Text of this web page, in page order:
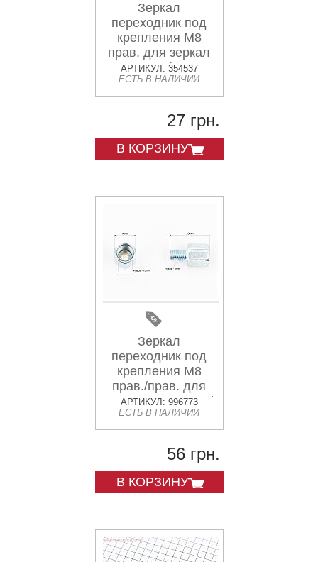
Зеркал
переходник под
крепления М8
прав. для зеркал
М8 лев. (одна
сторона)
АРТИКУЛ: 354537
ЕСТЬ В НАЛИЧИИ
27 грн.
В КОРЗИНУ
Зеркал
переходник под
крепления М8
прав./прав. для
зеркал М10 прав./
прав. к-кт 2шт
АРТИКУЛ: 996773
ЕСТЬ В НАЛИЧИИ
56 грн.
В КОРЗИНУ